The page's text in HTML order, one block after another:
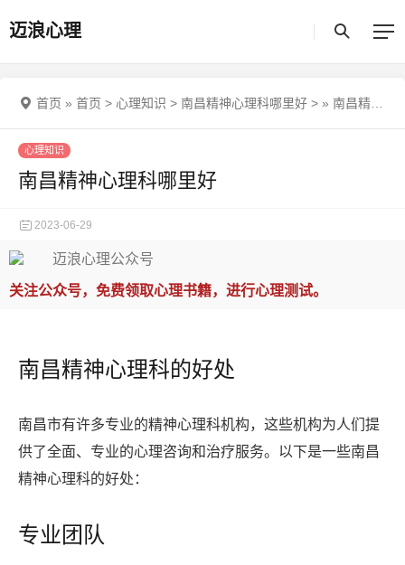
迈浪心理
首页 » 首页 > 心理知识 > 南昌精神心理科哪里好 > » 南昌精神心理科哪里好
心理知识
南昌精神心理科哪里好
2023-06-29
关注公众号，免费领取心理书籍，进行心理测试。
南昌精神心理科的好处
南昌市有许多专业的精神心理科机构，这些机构为人们提
供了全面、专业的心理咨询和治疗服务。以下是一些南昌
精神心理科的好处：
专业团队